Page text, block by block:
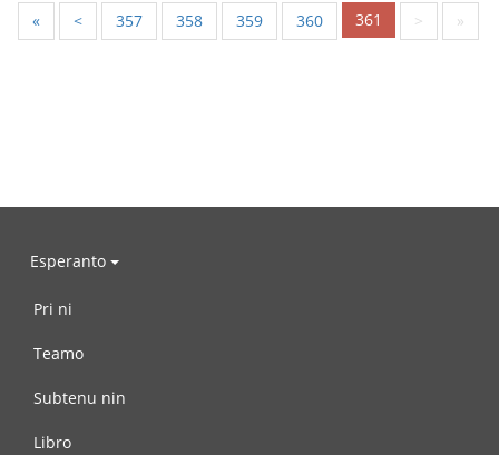
« < 357 358 359 360 361 > »
Esperanto
Pri ni
Teamo
Subtenu nin
Libro